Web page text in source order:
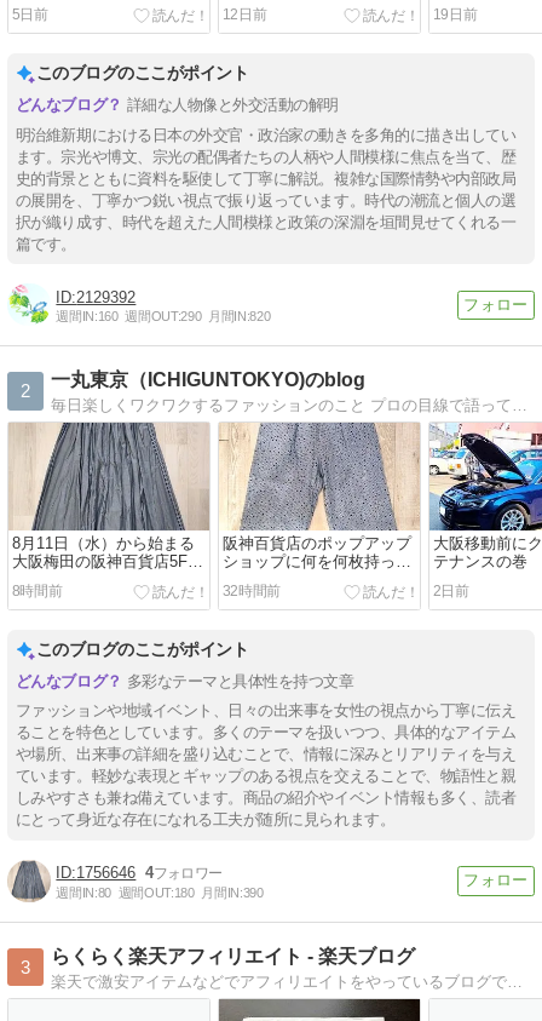
5日前
12日前
19日前
このブログのここがポイント
詳細な人物像と外交活動の解明
明治維新期における日本の外交官・政治家の動きを多角的に描き出してい
ます。宗光や博文、宗光の配偶者たちの人柄や人間模様に焦点を当て、歴
史的背景とともに資料を駆使して丁寧に解説。複雑な国際情勢や内部政局
の展開を、丁寧かつ鋭い視点で振り返っています。時代の潮流と個人の選
択が織り成す、時代を超えた人間模様と政策の深淵を垣間見せてくれる一
篇です。
2129392
週間IN:160 週間OUT:290 月間IN:820
2
一丸東京（ICHIGUNTOKYO)のblog
毎日楽しくワクワクするファッションのこと プロの目線で語ってます。
8月11日（水）から始まる
大阪梅田の阪神百貨店5Fで
始まるポップアップショッ
プ用の商品を厳選しました
8時間前
阪神百貨店のポップアップ
ショップに何を何枚持って
いこうかな？会議始まりま
した。の巻
32時間前
大阪移動前に
テナンスの巻
2日前
このブログのここがポイント
多彩なテーマと具体性を持つ文章
ファッションや地域イベント、日々の出来事を女性の視点から丁寧に伝え
ることを特色としています。多くのテーマを扱いつつ、具体的なアイテム
や場所、出来事の詳細を盛り込むことで、情報に深みとリアリティを与え
ています。軽妙な表現とギャップのある視点を交えることで、物語性と親
しみやすさも兼ね備えています。商品の紹介やイベント情報も多く、読者
にとって身近な存在になれる工夫が随所に見られます。
1756646 4
週間IN:80 週間OUT:180 月間IN:390
3
らくらく楽天アフィリエイト - 楽天ブログ
楽天で激安アイテムなどでアフィリエイトをやっているブログです。 送料無料のワンピース・チュニックなど、その日のお買い得情報を毎日更新しています。